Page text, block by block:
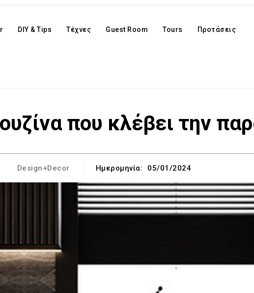
DIY & Tips Τέχνες Guest Room Tours Προτάσεις
που κλέβει την
Design+Decor Ημερομηνία: 05/01/2024